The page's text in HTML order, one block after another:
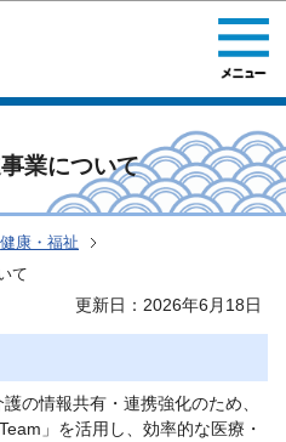
の本文へ移動
業について
健康・福祉
て
更新日：2026年6月18日
の情報共有・連携強化のため、
」を活用し、効率的な医療・